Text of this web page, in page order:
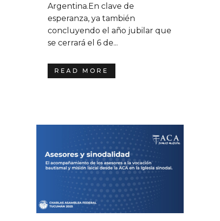
Argentina.En clave de
esperanza, ya también
concluyendo el año jubilar que
se cerrará el 6 de...
READ MORE